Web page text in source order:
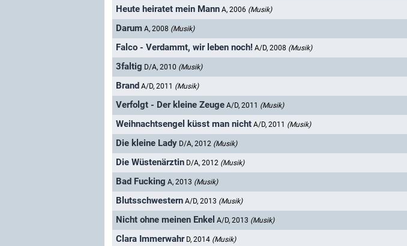
Heute heiratet mein Mann A, 2006 (Musik)
Darum A, 2008 (Musik)
Falco - Verdammt, wir leben noch! A/D, 2008 (Musik)
3faltig D/A, 2010 (Musik)
Brand A/D, 2011 (Musik)
Verfolgt - Der kleine Zeuge A/D, 2011 (Musik)
Weihnachtsengel küsst man nicht A/D, 2011 (Musik)
Die kleine Lady D/A, 2012 (Musik)
Die Wüstenärztin D/A, 2012 (Musik)
Bad Fucking A, 2013 (Musik)
Blutsschwestern A/D, 2013 (Musik)
Nicht ohne meinen Enkel A/D, 2013 (Musik)
Clara Immerwahr D, 2014 (Musik)